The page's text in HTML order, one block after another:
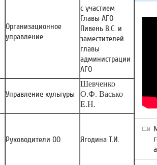
Организационное
управление
с участием
Главы АГО
Пивень В.С. и
заместителей
главы
администрации
АГО
Управление культуры
Шевченко
О.Ф. Васько
Е.Н.
Руководители ОО Ягодина Т.И.